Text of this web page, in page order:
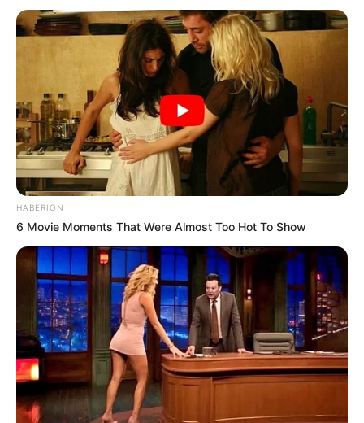
TEMAS RELACIONADOS
LA CASA DE LOS FAMOSOS REALITY
CANAL RCN
REALITY COLOMBIANO
REALITY RCN
PROGRAMAS DE TELEVISIÓN
NOMINACIONES
MANTÉNGASE EN ALERTA
Tenemos todas las noticias que le
interesan. Para estar bien informado, por
favor, active las notificaciones de Alerta.
ACTIVAR AHORA
TEMAS DESTACADOS
HABERION
6 Movie Moments That Were Almost Too Hot To Show